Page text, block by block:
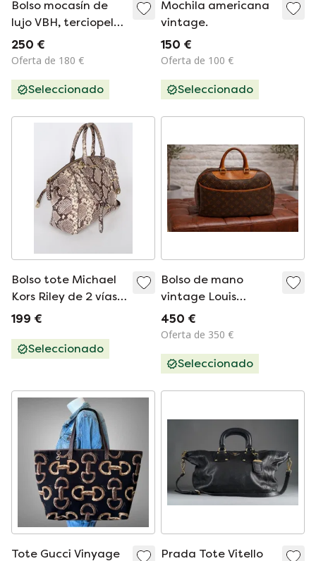
Bolso mocasín de
lujo VBH, terciopelo
dorado, edición
limitada 037/300 -
250 €
Oferta de 180 €
Seleccionado
Mochila americana
vintage.
150 €
Oferta de 100 €
Seleccionado
Bolso tote Michael
Kors Riley de 2 vías
con bolsa
199 €
Seleccionado
Bolso de mano
vintage Louis
Vuitton Deauville
Monogram - Bolso
450 €
Oferta de 350 €
Seleccionado
Tote Gucci Vinyage
Prada Tote Vitello